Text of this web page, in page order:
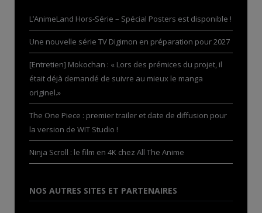
L’AnimeLand Hors-Série – Spécial Posters est disponible !
Une nouvelle série TV Digimon en préparation pour 2027
[Entretien] Mokochan : « Lors des prémices du projet, il
était déjà demandé de suivre au mieux le manga
originel.»
The One Piece : premier trailer et date de diffusion pour
la version de WIT Studio !
Ninja Scroll : le film en 4K chez All The Anime
NOS AUTRES SITES ET PARTENAIRES